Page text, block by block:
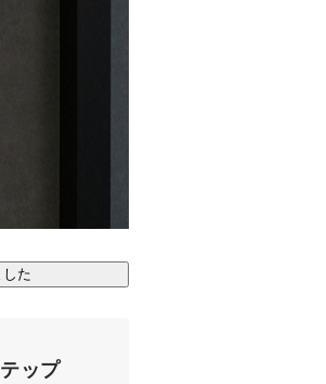
た
ップ